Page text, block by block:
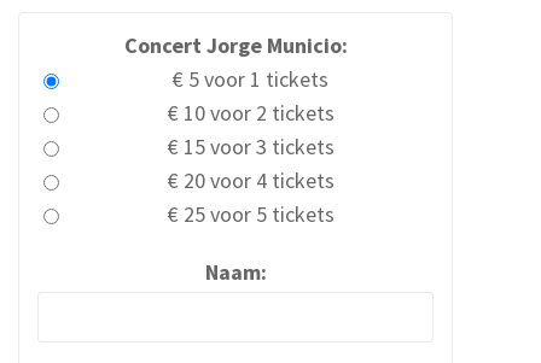
Concert Jorge Municio:
€ 5 voor 1 tickets
€ 10 voor 2 tickets
€ 15 voor 3 tickets
€ 20 voor 4 tickets
€ 25 voor 5 tickets
Naam: